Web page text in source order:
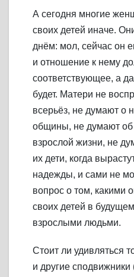
А сегодня многие
своих детей иначе.
днём: мол, сейчас он
и отношение к нему
соответствующее, а
будет. Матери не
всерьёз, не думают о
общины, не думают
взрослой жизни, не
их дети, когда
надежды, и сами не
вопрос о том, какими
своих детей в
взрослыми людьми.
Стоит ли удивляться
и другие сподвижники